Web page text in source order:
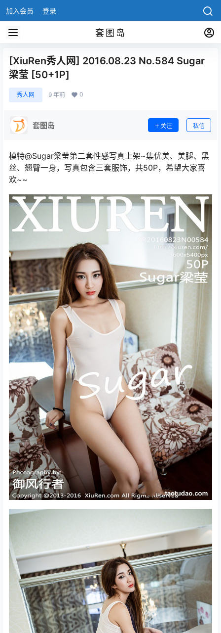
加入会员 登录
套图岛
[XiuRen秀人网] 2016.08.23 No.584 Sugar
梁莹 [50+1P]
秀人网 9 年前 0
套图岛 关注 私信
模特@Sugar梁莹第二套性感写真上架~集优美、美腿、黑
丝、翘臀一身，写真包含三套服饰，共50P，希望大家喜
欢~~